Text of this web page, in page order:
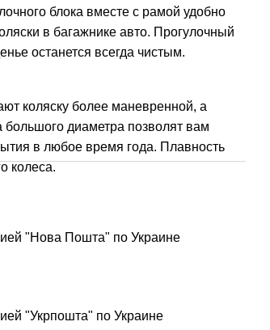
блока вместе с рамой удобно
в багажнике авто. Прогулочный
останется всегда чистым.
коляску более маневренной, а
диаметра позволят вам
в любое время года. Плавность
колеса.
"Нова Пошта" по Украине
"Укрпошта" по Украине